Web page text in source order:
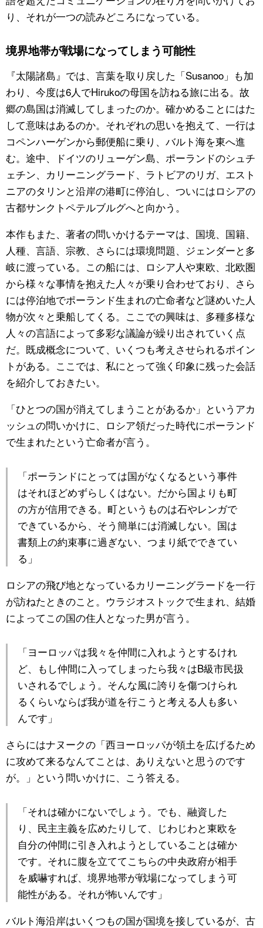
り、それが一つの読みどころになっている。
境界地帯が戦場になってしまう可能性
『太陽諸島』では、言葉を取り戻した「Susanoo」も加
わり、今度は6人でHirukoの母国を訪ねる旅に出る。故
郷の島国は消滅してしまったのか。確かめることにはた
して意味はあるのか。それぞれの思いを抱えて、一行は
コペンハーゲンから郵便船に乗り、バルト海を東へ進
む。途中、ドイツのリューゲン島、ポーランドのシュチ
ェチン、カリーニングラード、ラトビアのリガ、エスト
ニアのタリンと沿岸の港町に停泊し、ついにはロシアの
古都サンクトペテルブルグへと向かう。
本作もまた、著者の問いかけるテーマは、国境、国籍、
人種、言語、宗教、さらには環境問題、ジェンダーと多
岐に渡っている。この船には、ロシア人や東欧、北欧圏
から様々な事情を抱えた人々が乗り合わせており、さら
には停泊地でポーランド生まれの亡命者など謎めいた人
物が次々と乗船してくる。ここでの興味は、多種多様な
人々の言語によって多彩な議論が繰り出されていく点
だ。既成概念について、いくつも考えさせられるポイン
トがある。ここでは、私にとって強く印象に残った会話
を紹介しておきたい。
「ひとつの国が消えてしまうことがあるか」というアカ
ッシュの問いかけに、ロシア領だった時代にポーランド
で生まれたという亡命者が言う。
「ポーランドにとっては国がなくなるという事件
はそれほどめずらしくはない。だから国よりも町
の方が信用できる。町というものは石やレンガで
できているから、そう簡単には消滅しない。国は
書類上の約束事に過ぎない、つまり紙でできてい
る」
ロシアの飛び地となっているカリーニングラードを一行
が訪ねたときのこと。ウラジオストックで生まれ、結婚
によってこの国の住人となった男が言う。
「ヨーロッパは我々を仲間に入れようとするけれ
ど、もし仲間に入ってしまったら我々はB級市民扱
いされるでしょう。そんな風に誇りを傷つけられ
るくらいならば我が道を行こうと考える人も多い
んです」
さらにはナヌークの「西ヨーロッパが領土を広げるため
に攻めて来るなんてことは、ありえないと思うのです
が。」という問いかけに、こう答える。
「それは確かにないでしょう。でも、融資した
り、民主主義を広めたりして、じわじわと東欧を
自分の仲間に引き入れようとしていることは確か
です。それに腹を立ててこちらの中央政府が相手
を威嚇すれば、境界地帯が戦場になってしまう可
能性がある。それが怖いんです」
バルト海沿岸はいくつもの国が国境を接しているが、古